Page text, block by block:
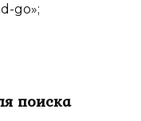
go»;
поиска